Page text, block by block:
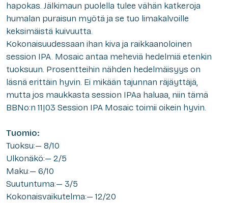
hapokas. Jälkimaun puolella tulee vähän katkeroja
humalan puraisun myötä ja se tuo limakalvoille
keksimäistä kuivuutta.
Kokonaisuudessaan ihan kiva ja raikkaanoloinen
session IPA. Mosaic antaa meheviä hedelmiä etenkin
tuoksuun. Prosentteihin nähden hedelmäisyys on
läsnä erittäin hyvin. Ei mikään tajunnan räjäyttäjä,
mutta jos maukkasta session IPAa haluaa, niin tämä
BBNo:n 11|03 Session IPA Mosaic toimii oikein hyvin.
Tuomio:
Tuoksu:— 8/10
Ulkonäkö:— 2/5
Maku:— 6/10
Suutuntuma:— 3/5
Kokonaisvaikutelma:— 12/20